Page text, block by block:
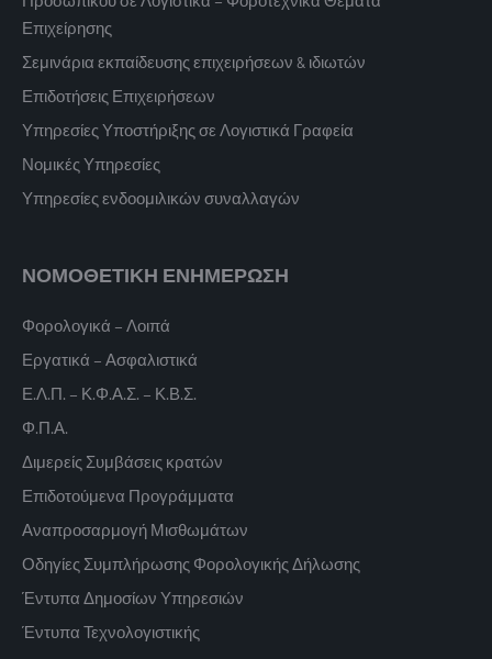
Επιχείρησης
Σεμινάρια εκπαίδευσης επιχειρήσεων & ιδιωτών
Επιδοτήσεις Επιχειρήσεων
Υπηρεσίες Υποστήριξης σε Λογιστικά Γραφεία
Νομικές Υπηρεσίες
Υπηρεσίες ενδοομιλικών συναλλαγών
ΝΟΜΟΘΕΤΙΚΗ ΕΝΗΜΕΡΩΣΗ
Φορολογικά – Λοιπά
Εργατικά – Ασφαλιστικά
Ε.Λ.Π. – Κ.Φ.Α.Σ. – Κ.Β.Σ.
Φ.Π.Α.
Διμερείς Συμβάσεις κρατών
Επιδοτούμενα Προγράμματα
Αναπροσαρμογή Μισθωμάτων
Οδηγίες Συμπλήρωσης Φορολογικής Δήλωσης
Έντυπα Δημοσίων Υπηρεσιών
Έντυπα Τεχνολογιστικής